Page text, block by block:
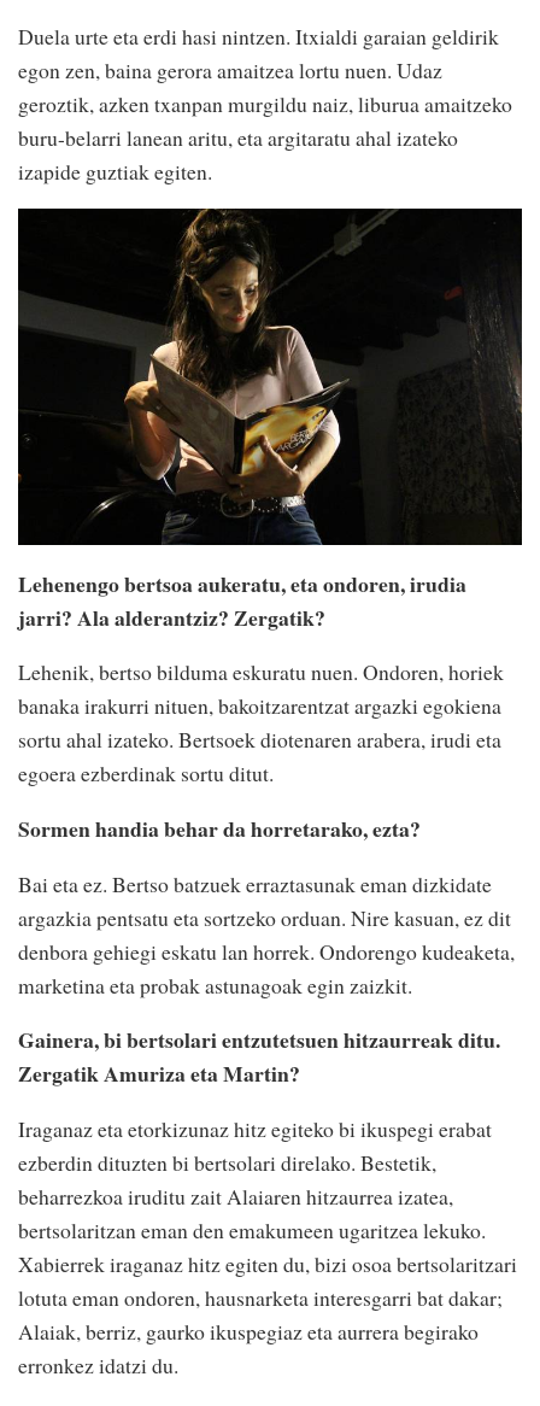
Duela urte eta erdi hasi nintzen. Itxialdi garaian geldirik
egon zen, baina gerora amaitzea lortu nuen. Udaz
geroztik, azken txanpan murgildu naiz, liburua amaitzeko
buru-belarri lanean aritu, eta argitaratu ahal izateko
izapide guztiak egiten.
Lehenengo bertsoa aukeratu, eta ondoren, irudia
jarri? Ala alderantziz? Zergatik?
Lehenik, bertso bilduma eskuratu nuen. Ondoren, horiek
banaka irakurri nituen, bakoitzarentzat argazki egokiena
sortu ahal izateko. Bertsoek diotenaren arabera, irudi eta
egoera ezberdinak sortu ditut.
Sormen handia behar da horretarako, ezta?
Bai eta ez. Bertso batzuek erraztasunak eman dizkidate
argazkia pentsatu eta sortzeko orduan. Nire kasuan, ez dit
denbora gehiegi eskatu lan horrek. Ondorengo kudeaketa,
marketina eta probak astunagoak egin zaizkit.
Gainera, bi bertsolari entzutetsuen hitzaurreak ditu.
Zergatik Amuriza eta Martin?
Iraganaz eta etorkizunaz hitz egiteko bi ikuspegi erabat
ezberdin dituzten bi bertsolari direlako. Bestetik,
beharrezkoa iruditu zait Alaiaren hitzaurrea izatea,
bertsolaritzan eman den emakumeen ugaritzea lekuko.
Xabierrek iraganaz hitz egiten du, bizi osoa bertsolaritzari
lotuta eman ondoren, hausnarketa interesgarri bat dakar;
Alaiak, berriz, gaurko ikuspegiaz eta aurrera begirako
erronkez idatzi du.